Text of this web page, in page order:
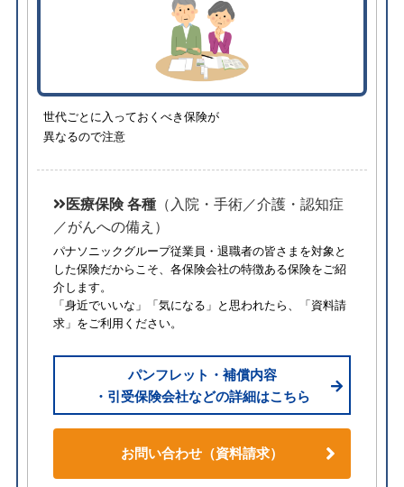
世代ごとに入っておくべき保険が
異なるので注意
医療保険 各種 （入院・手術／介護・認知症
／がんへの備え）
パナソニックグループ従業員・退職者の皆さまを対象と
した保険だからこそ、各保険会社の特徴ある保険をご紹
介します。
「身近でいいな」「気になる」と思われたら、「資料請
求」をご利用ください。
パンフレット・補償内容
・引受保険会社などの詳細はこちら
お問い合わせ（資料請求）